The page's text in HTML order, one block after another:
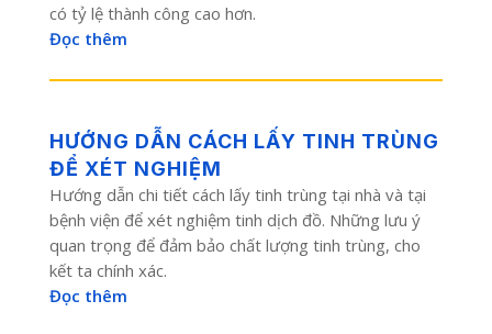
có tỷ lệ thành công cao hơn.
Đọc thêm
HƯỚNG DẪN CÁCH LẤY TINH TRÙNG
ĐỂ XÉT NGHIỆM
Hướng dẫn chi tiết cách lấy tinh trùng tại nhà và tại
bệnh viện để xét nghiệm tinh dịch đồ. Những lưu ý
quan trọng để đảm bảo chất lượng tinh trùng, cho
kết ta chính xác.
Đọc thêm